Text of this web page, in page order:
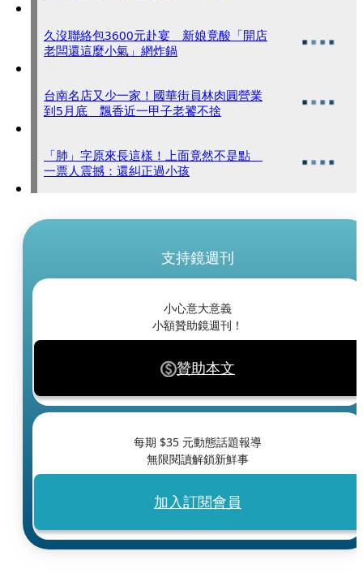
久沒聯絡包3600元赴宴 新娘竟酸「開店
老闆還這麼小氣」網炸鍋
台南名店又少一家！國華街員林肉圓營業
到5月底 飄香近一甲子老饕不捨
「肺」字原來長這樣！上面竟然不是點
一票人震撼：還糾正過小孩
支持鏡週刊
小心意大意義
小額贊助鏡週刊！
贊助本文
每期 $35 元動態話題報導
無限閱讀解鎖新鮮事
加入訂閱會員